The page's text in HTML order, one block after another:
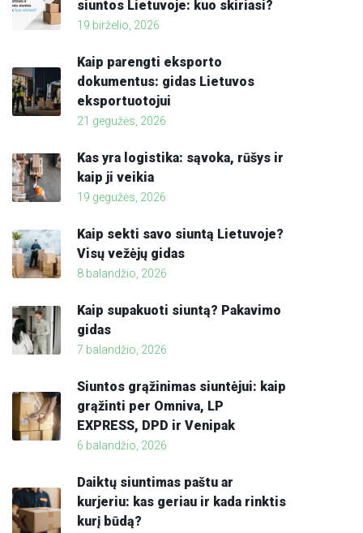
siuntos Lietuvoje: kuo skiriasi?
19 birželio, 2026
Kaip parengti eksporto
dokumentus: gidas Lietuvos
eksportuotojui
21 gegužės, 2026
Kas yra logistika: sąvoka, rūšys ir
kaip ji veikia
19 gegužės, 2026
Kaip sekti savo siuntą Lietuvoje?
Visų vežėjų gidas
8 balandžio, 2026
Kaip supakuoti siuntą? Pakavimo
gidas
7 balandžio, 2026
Siuntos grąžinimas siuntėjui: kaip
grąžinti per Omniva, LP
EXPRESS, DPD ir Venipak
6 balandžio, 2026
Daiktų siuntimas paštu ar
kurjeriu: kas geriau ir kada rinktis
kurį būdą?